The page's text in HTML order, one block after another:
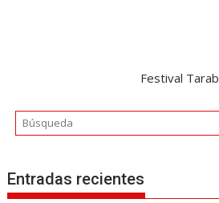
Festival Tarab
Entradas recientes